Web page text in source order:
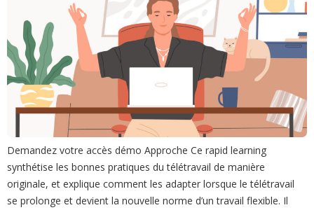
Demandez votre accès démo Approche Ce rapid learning
synthétise les bonnes pratiques du télétravail de manière
originale, et explique comment les adapter lorsque le télétravail
se prolonge et devient la nouvelle norme d’un travail flexible. Il